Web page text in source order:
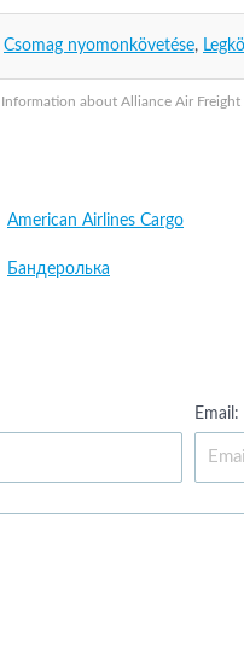
Information about Alliance Air
Csomag nyomonkövetése,
American Airlines Cargo
Бандеролька
Email: